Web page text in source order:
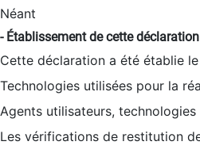
Néant
- Établissement de cette
Cette déclaration a été établie
Technologies utilisées pour la
Agents utilisateurs,
Les vérifications de restitution